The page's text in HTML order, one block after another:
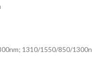
1310/1550/850/